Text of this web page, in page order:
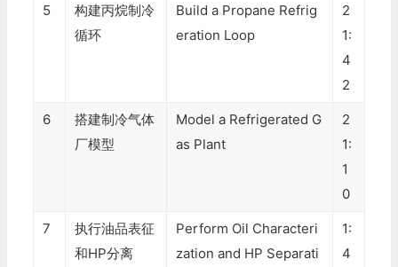
5
构建丙烷制冷
循环
Build a Propane Refrig
eration Loop
2
1:
4
2
6
搭建制冷气体
厂模型
Model a Refrigerated G
as Plant
2
1:
1
0
7
执行油品表征
和HP分离
Perform Oil Characteri
zation and HP Separati
1:
4